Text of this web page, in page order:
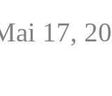
17,